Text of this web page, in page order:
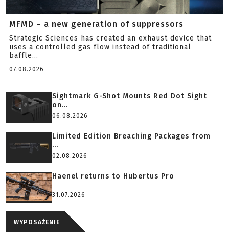
MFMD – a new generation of suppressors
Strategic Sciences has created an exhaust device that
uses a controlled gas flow instead of traditional
baffle...
07.08.2026
Sightmark G-Shot Mounts Red Dot Sight
on...
06.08.2026
Limited Edition Breaching Packages from
...
02.08.2026
Haenel returns to Hubertus Pro
31.07.2026
WYPOSAŻENIE